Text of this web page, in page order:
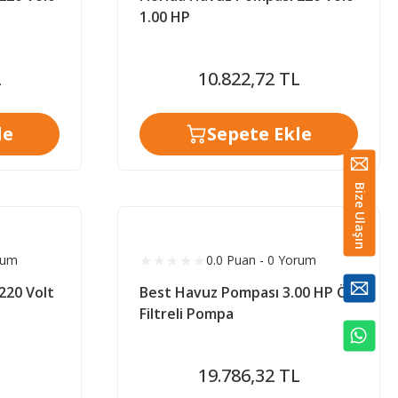
Bize Ulaşın
1.00 HP
10.822,72 TL
Sepete Ekle
Volt
0.0 Puan - 0 Yorum
Best Havuz Pompası 3.00 HP Ön
Filtreli Pompa
19.786,32 TL